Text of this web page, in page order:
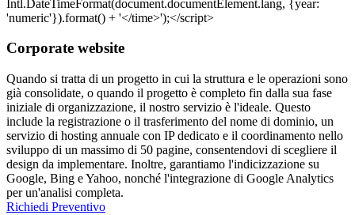
Corporate website
Quando si tratta di un progetto in cui la struttura e le operazioni sono
già consolidate, o quando il progetto è completo fin dalla sua fase
iniziale di organizzazione, il nostro servizio è l'ideale. Questo
include la registrazione o il trasferimento del nome di dominio, un
servizio di hosting annuale con IP dedicato e il coordinamento nello
sviluppo di un massimo di 50 pagine, consentendovi di scegliere il
design da implementare. Inoltre, garantiamo l'indicizzazione su
Google, Bing e Yahoo, nonché l'integrazione di Google Analytics
per un'analisi completa.
Richiedi Preventivo